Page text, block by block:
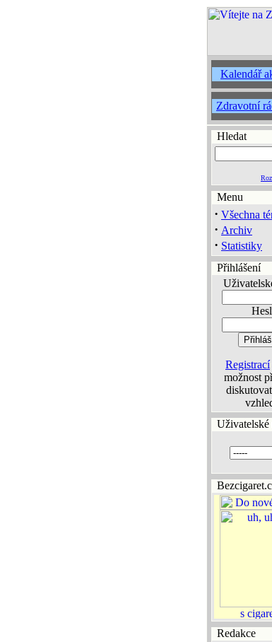
Kalendář
Zdravotní
Hledat
Menu
· Všechna
· Archiv
· Statistiky
Přihlášení
Registrací
možnost
Uživatelské
Redakce